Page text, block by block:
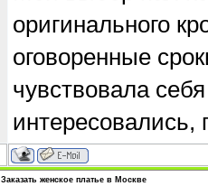
оригинального
оговоренные
чувствовала
интересовались,
Заказать женское платье в Москве